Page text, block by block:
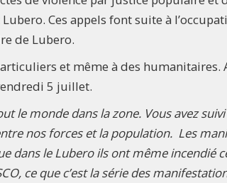
Ces appels font suite à
de Lubero.
et même à des humanitaires.
5 juillet.
monde dans la zone. Vous avez suivi
nos forces et la population. Les
dans le Lubero ils ont même incendié
ce que c’est la série des